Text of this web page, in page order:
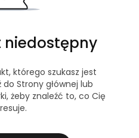
niedostępny
którego szukasz jest
Strony głównej lub
żeby znaleźć to, co Cię